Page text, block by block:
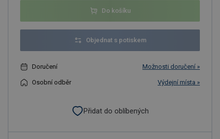
Do košíku
Objednat s potiskem
Doručení Možnosti doručení »
Osobní odběr Výdejní místa »
Přidat do oblíbených